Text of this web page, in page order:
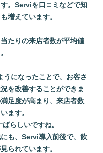
。Serviを口コミなどで知
増えています。
たりの来店者数が平均値
になったことで、お客さ
を改善することができま
足度が高まり、来店者数
ます。
らしいですね。
も、Servi導入前後で、飲
られています。